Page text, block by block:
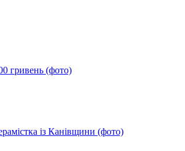
гривень (фото)
із Канівщини (фото)